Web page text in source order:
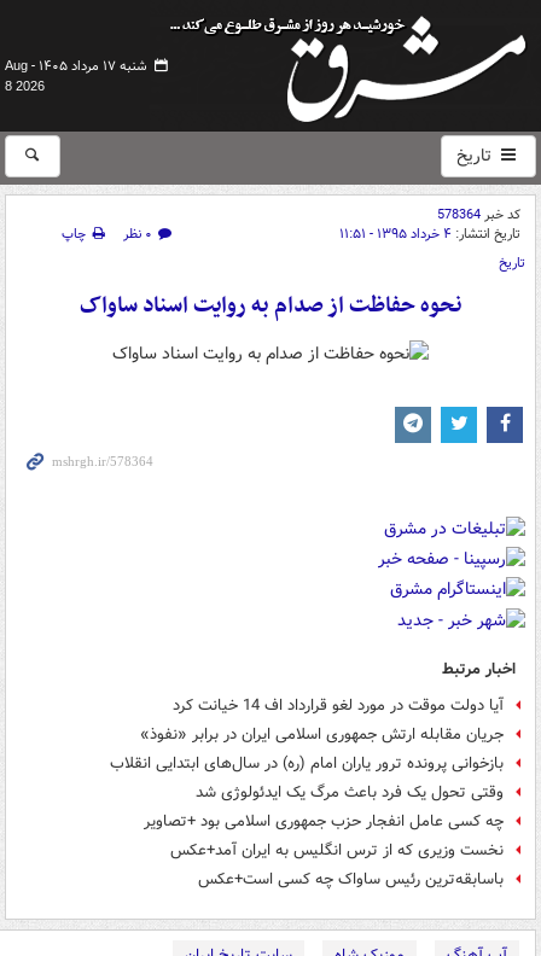
شنبه ۱۷ مرداد ۱۴۰۵ -
Aug
8 2026
تاریخ
کد خبر578364
تاریخ انتشار: ۴ خرداد ۱۳۹۵ - ۱۱:۵۱ ۰ نظر
چاپ
تاریخ
نحوه حفاظت از صدام به روایت اسناد ساواک
اخبار مرتبط
آیا دولت موقت در مورد لغو قرارداد اف 14 خیانت کرد
جریان مقابله ارتش جمهوری اسلامی ایران در برابر «نفوذ»
بازخوانی پرونده ترور یاران امام (ره) در سال‌های ابتدایی انقلاب
وقتی تحول یک فرد باعث مرگ یک ایدئولوژی شد
چه کسی عامل انفجار حزب جمهوری اسلامی بود +تصاویر
نخست وزیری که از ترس انگلیس به ایران آمد+عکس
باسابقه‌ترین رئیس ساواک چه کسی است+عکس